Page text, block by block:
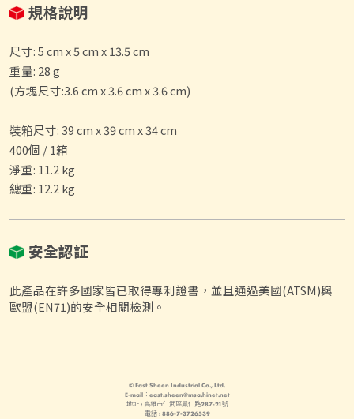
規格說明
尺寸: 5 cm x 5 cm x 13.5 cm
重量: 28 g
(方塊尺寸:3.6 cm x 3.6 cm x 3.6 cm)
裝箱尺寸: 39 cm x 39 cm x 34 cm
400個 / 1箱
淨重: 11.2 kg
總重: 12.2 kg
安全認証
此產品在許多國家皆已取得專利證書，並且通過美國(ATSM)與
歐盟(EN71)的安全相關檢測。
© East Sheen Industrial Co., Ltd.
E-mail： east.sheen@msa.hinet.net
地址 : 高雄市仁武區鳳仁路287-21號
電話 : 886-7-3726539